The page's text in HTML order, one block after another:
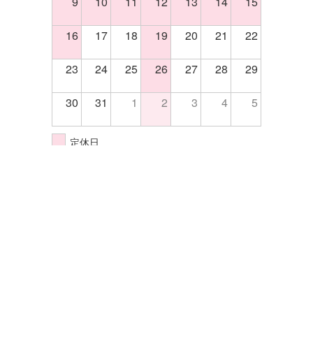
16 17 18 19 20 21 22
23 24 25 26 27 28 29
30 31 1 2 3 4 5
定休日